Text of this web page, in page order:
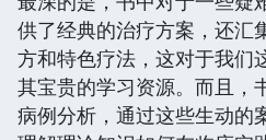
供了经典的治疗方案，还汇
方和特色疗法，这对于我们
其宝贵的学习资源。而且，
病例分析，通过这些生动的